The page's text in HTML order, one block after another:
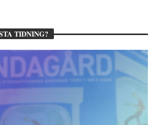
TIDNING?